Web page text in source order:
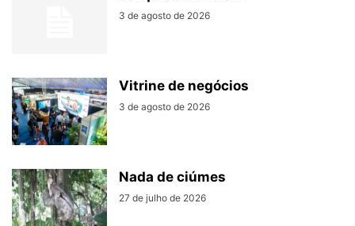
3 de agosto de 2026
Vitrine de negócios
3 de agosto de 2026
Nada de ciúmes
27 de julho de 2026